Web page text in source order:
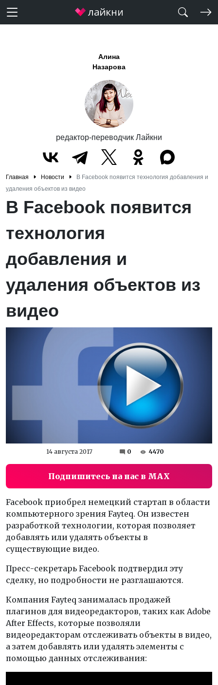
Алина
Назарова
редактор-переводчик Лайкни
Главная Новости
В Facebook появится технология добавления и
удаления объектов из видео
В Facebook появится
технология
добавления и
удаления объектов из
видео
14 августа 2017 0 4470
Подпишитесь на нас в MAX
Facebook приобрел немецкий стартап в области
компьютерного зрения Fayteq. Он известен
разработкой технологии, которая позволяет
добавлять или удалять объекты в
существующие видео.
Пресс-секретарь Facebook подтвердил эту
сделку, но подробности не разглашаются.
Компания Fayteq занималась продажей
плагинов для видеоредакторов, таких как Adobe
After Effects, которые позволяли
видеоредакторам отслеживать объекты в видео,
а затем добавлять или удалять элементы с
помощью данных отслеживания: